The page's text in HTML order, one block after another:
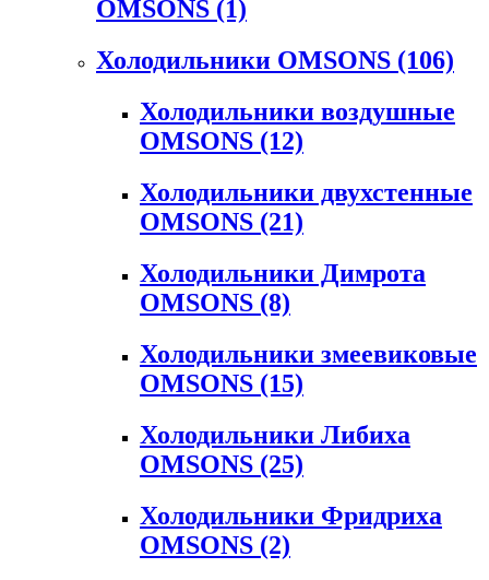
OMSONS (1)
Холодильники OMSONS (106)
Холодильники воздушные
OMSONS (12)
Холодильники двухстенные
OMSONS (21)
Холодильники Димрота
OMSONS (8)
Холодильники змеевиковые
OMSONS (15)
Холодильники Либиха
OMSONS (25)
Холодильники Фридриха
OMSONS (2)